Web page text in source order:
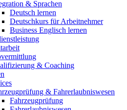
& Sprachen
Deutsch lernen
Deutschkurs für Arbeitnehmer
Business Englisch lernen
& Coaching
& Fahrerlaubniswesen
Fahrzeugprüfung